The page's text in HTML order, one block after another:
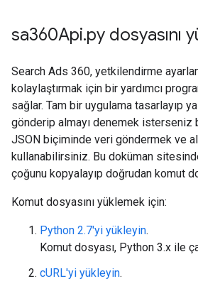
sa360Api.py dosyasını
Search Ads 360, yetkilendirme
kolaylaştırmak için bir yardımcı
sağlar. Tam bir uygulama tasarlayıp
gönderip almayı denemek isterseniz
JSON biçiminde veri göndermek ve
kullanabilirsiniz. Bu doküman
çoğunu kopyalayıp doğrudan komut
Komut dosyasını yüklemek için:
Python 2.7'yi yükleyin.
Komut dosyası, Python 3.x ile
cURL'yi yükleyin.